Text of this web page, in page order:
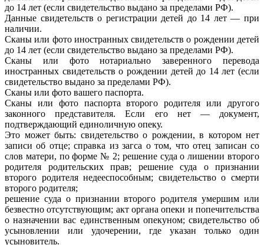
до 14 лет (если свидетельство выдано за пределами РФ).
Данные свидетельств о регистрации детей до 14 лет — при
наличии.
Сканы или фото иностранных свидетельств о рождении детей
до 14 лет (если свидетельство выдано за пределами РФ).
Сканы или фото нотариально заверенного перевода
иностранных свидетельств о рождении детей до 14 лет (если
свидетельство выдано за пределами РФ).
Сканы или фото вашего паспорта.
Сканы или фото паспорта второго родителя или другого
законного представителя. Если его нет — документ,
подтверждающий единоличную опеку.
Это может быть: свидетельство о рождении, в котором нет
записи об отце; справка из загса о том, что отец записан со
слов матери, по форме № 2; решение суда о лишении второго
родителя родительских прав; решение суда о признании
второго родителя недееспособным; свидетельство о смерти
второго родителя;
решение суда о признании второго родителя умершим или
безвестно отсутствующим; акт органа опеки и попечительства
о назначении вас единственным опекуном; свидетельство об
усыновлении или удочерении, где указан только один
усыновитель.